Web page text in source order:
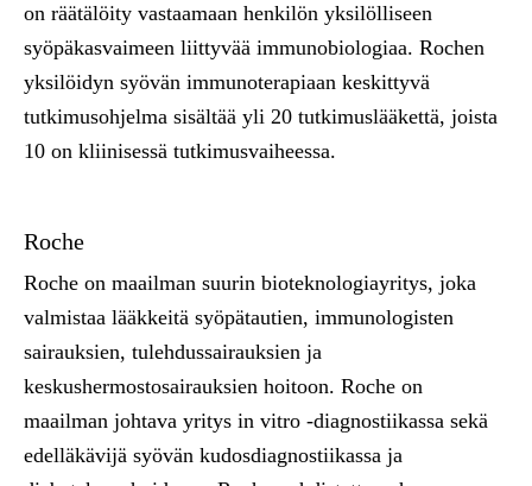
on räätälöity vastaamaan henkilön yksilölliseen
syöpäkasvaimeen liittyvää immunobiologiaa. Rochen
yksilöidyn syövän immunoterapiaan keskittyvä
tutkimusohjelma sisältää yli 20 tutkimuslääkettä, joista
10 on kliinisessä tutkimusvaiheessa.
Roche
Roche on maailman suurin bioteknologiayritys, joka
valmistaa lääkkeitä syöpätautien, immunologisten
sairauksien, tulehdussairauksien ja
keskushermostosairauksien hoitoon. Roche on
maailman johtava yritys in vitro -diagnostiikassa sekä
edelläkävijä syövän kudosdiagnostiikassa ja